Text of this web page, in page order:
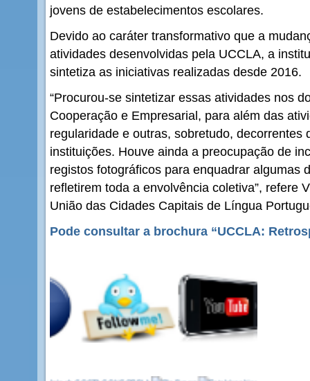
jovens de estabelecimentos escolares.
Devido ao caráter transformativo que a
atividades desenvolvidas pela UCCLA, a
sintetiza as iniciativas realizadas desde 2016.
“Procurou-se sintetizar essas atividades nos
Cooperação e Empresarial, para além das
regularidade e outras, sobretudo, decorrentes
instituições. Houve ainda a preocupação de
registos fotográficos para enquadrar algumas
refletirem toda a envolvência coletiva”, refere
União das Cidades Capitais de Língua
Pode consultar a brochura “UCCLA: